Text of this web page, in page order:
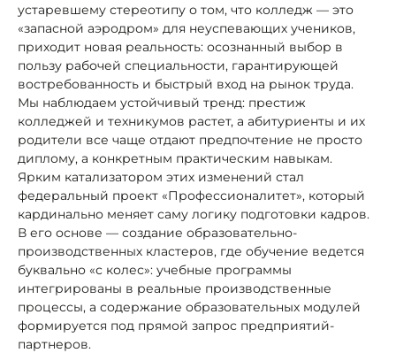
устаревшему стереотипу о том, что колледж — это
«запасной аэродром» для неуспевающих учеников,
приходит новая реальность: осознанный выбор в
пользу рабочей специальности, гарантирующей
востребованность и быстрый вход на рынок труда.
Мы наблюдаем устойчивый тренд: престиж
колледжей и техникумов растет, а абитуриенты и их
родители все чаще отдают предпочтение не просто
диплому, а конкретным практическим навыкам.
Ярким катализатором этих изменений стал
федеральный проект «Профессионалитет», который
кардинально меняет саму логику подготовки кадров.
В его основе — создание образовательно-
производственных кластеров, где обучение ведется
буквально «с колес»: учебные программы
интегрированы в реальные производственные
процессы, а содержание образовательных модулей
формируется под прямой запрос предприятий-
партнеров.